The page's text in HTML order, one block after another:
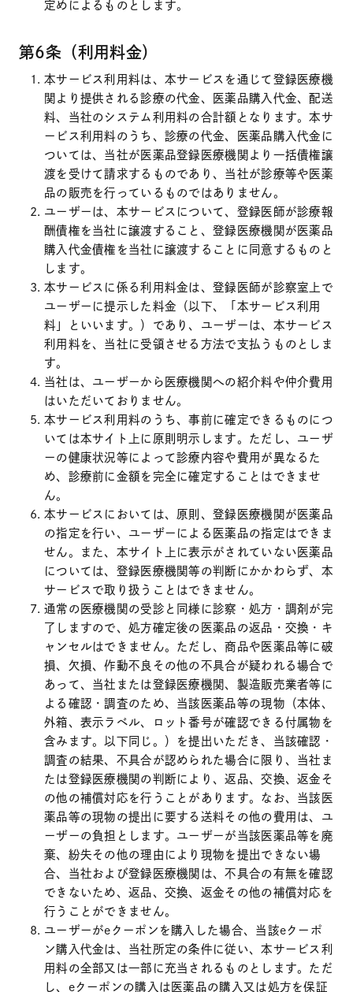
定めによるものとします。
第6条（利用料金）
本サービス利用料は、本サービスを通じて登録医療機
関より提供される診療の代金、医薬品購入代金、配送
料、当社のシステム利用料の合計額となります。本サ
ービス利用料のうち、診療の代金、医薬品購入代金に
ついては、当社が医薬品登録医療機関より一括債権譲
渡を受けて請求するものであり、当社が診療等や医薬
品の販売を行っているものではありません。
ユーザーは、本サービスについて、登録医師が診療報
酬債権を当社に譲渡すること、登録医療機関が医薬品
購入代金債権を当社に譲渡することに同意するものと
します。
本サービスに係る利用料金は、登録医師が診察室上で
ユーザーに提示した料金（以下、「本サービス利用
料」といいます。）であり、ユーザーは、本サービス
利用料を、当社に受領させる方法で支払うものとしま
す。
当社は、ユーザーから医療機関への紹介料や仲介費用
はいただいておりません。
本サービス利用料のうち、事前に確定できるものにつ
いては本サイト上に原則明示します。ただし、ユーザ
ーの健康状況等によって診療内容や費用が異なるた
め、診療前に金額を完全に確定することはできませ
ん。
本サービスにおいては、原則、登録医療機関が医薬品
の指定を行い、ユーザーによる医薬品の指定はできま
せん。また、本サイト上に表示がされていない医薬品
については、登録医療機関等の判断にかかわらず、本
サービスで取り扱うことはできません。
通常の医療機関の受診と同様に診察・処方・調剤が完
了しますので、処方確定後の医薬品の返品・交換・キ
ャンセルはできません。ただし、商品や医薬品等に破
損、欠損、作動不良その他の不具合が疑われる場合で
あって、当社または登録医療機関、製造販売業者等に
よる確認・調査のため、当該医薬品等の現物（本体、
外箱、表示ラベル、ロット番号が確認できる付属物を
含みます。以下同じ。）を提出いただき、当該確認・
調査の結果、不具合が認められた場合に限り、当社ま
たは登録医療機関の判断により、返品、交換、返金そ
の他の補償対応を行うことがあります。なお、当該医
薬品等の現物の提出に要する送料その他の費用は、ユ
ーザーの負担とします。ユーザーが当該医薬品等を廃
棄、紛失その他の理由により現物を提出できない場
合、当社および登録医療機関は、不具合の有無を確認
できないため、返品、交換、返金その他の補償対応を
行うことができません。
ユーザーがeクーポンを購入した場合、当該eクーポ
ン購入代金は、当社所定の条件に従い、本サービス利
用料の全部又は一部に充当されるものとします。ただ
し、eクーポンの購入は医薬品の購入又は処方を保証